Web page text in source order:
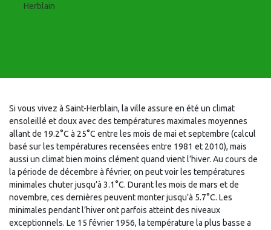
Herblain
Si vous vivez à Saint-Herblain, la ville assure en été un climat
ensoleillé et doux avec des températures maximales moyennes
allant de 19.2°C à 25°C entre les mois de mai et septembre (calcul
basé sur les températures recensées entre 1981 et 2010), mais
aussi un climat bien moins clément quand vient l’hiver. Au cours de
la période de décembre à février, on peut voir les températures
minimales chuter jusqu’à 3.1°C. Durant les mois de mars et de
novembre, ces dernières peuvent monter jusqu’à 5.7°C. Les
minimales pendant l’hiver ont parfois atteint des niveaux
exceptionnels. Le 15 février 1956, la température la plus basse a